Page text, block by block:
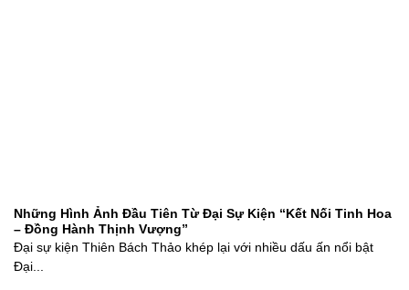
Những Hình Ảnh Đầu Tiên Từ Đại Sự Kiện “Kết Nối Tinh Hoa
– Đồng Hành Thịnh Vượng”
Đại sự kiện Thiên Bách Thảo khép lại với nhiều dấu ấn nổi bật
Đại...